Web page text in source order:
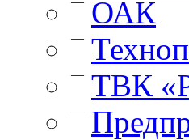
ОАК
—
— ТВК
—